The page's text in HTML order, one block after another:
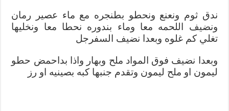
ندق ثوم ونعنع ونحطو بطنجره مع ماء عصير رمان
ونضيف اللحمه معا وماء بندوره نحطا معا ونخليها
تغلي كم غلوه وبعدا نضيف السفرجل
وبعدا نضيف فوق المواد ملح وبهار واذا بداحمض حطو
ليمون او ملح ليمون وتقدم جنبها كبه بصينيه او رز